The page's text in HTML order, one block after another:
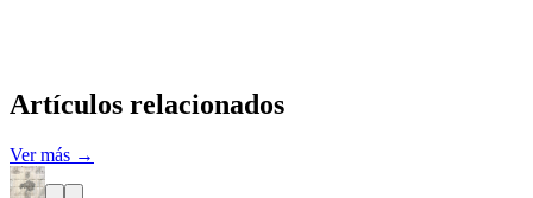
Artículos relacionados
Ver más →